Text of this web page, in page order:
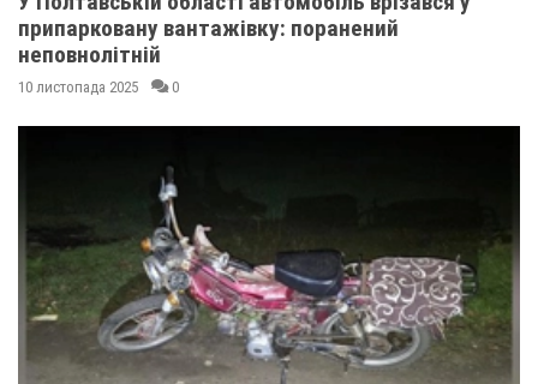
припарковану вантажівку: поранений
неповнолітній
10 листопада 2025 0